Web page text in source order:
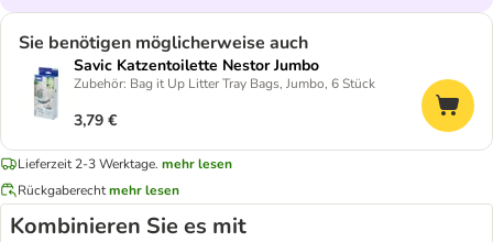
Sie benötigen möglicherweise auch
Savic Katzentoilette Nestor Jumbo
Zubehör: Bag it Up Litter Tray Bags, Jumbo, 6 Stück
3,79 €
Lieferzeit 2-3 Werktage. mehr lesen
Rückgaberechtmehr lesen
Kombinieren Sie es mit